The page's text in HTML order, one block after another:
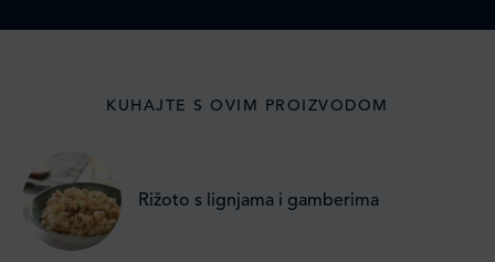
KUHAJTE S OVIM PROIZVODOM
Rižoto s lignjama i gamberima